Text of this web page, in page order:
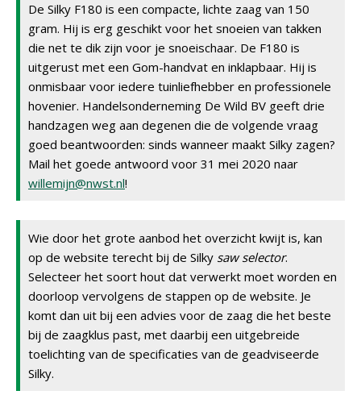
De Silky F180 is een compacte, lichte zaag van 150
gram. Hij is erg geschikt voor het snoeien van takken
die net te dik zijn voor je snoeischaar. De F180 is
uitgerust met een Gom-handvat en inklapbaar. Hij is
onmisbaar voor iedere tuinliefhebber en professionele
hovenier. Handelsonderneming De Wild BV geeft drie
handzagen weg aan degenen die de volgende vraag
goed beantwoorden: sinds wanneer maakt Silky zagen?
Mail het goede antwoord voor 31 mei 2020 naar
willemijn@nwst.nl!
Wie door het grote aanbod het overzicht kwijt is, kan
op de website terecht bij de Silky saw selector.
Selecteer het soort hout dat verwerkt moet worden en
doorloop vervolgens de stappen op de website. Je
komt dan uit bij een advies voor de zaag die het beste
bij de zaagklus past, met daarbij een uitgebreide
toelichting van de specificaties van de geadviseerde
Silky.